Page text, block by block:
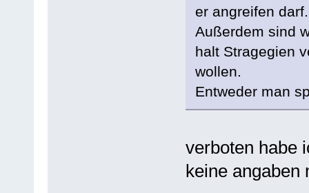
er angreifen darf.
Außerdem sind
halt Stragegien
wollen.
Entweder man
verboten habe
keine angaben